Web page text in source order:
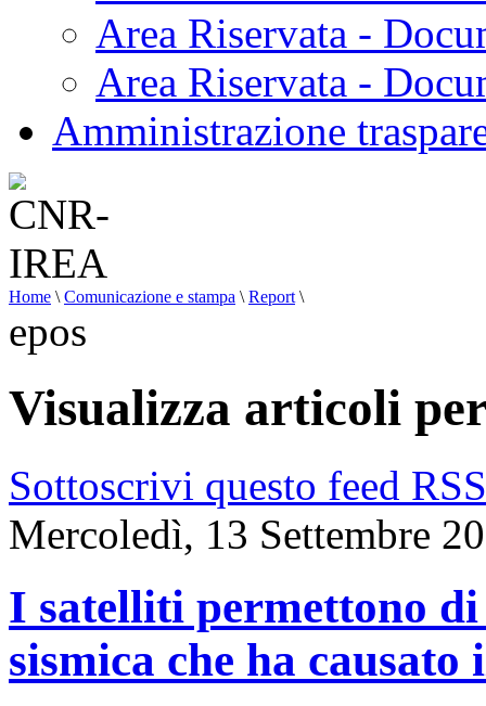
Area Riservata -
Area Riservata -
Amministrazione
Home \ Comunicazione e stampa \ Report \
epos
Visualizza articoli
Sottoscrivi questo feed RSS
Mercoledì, 13 Settembre
I satelliti permettono
sismica che ha